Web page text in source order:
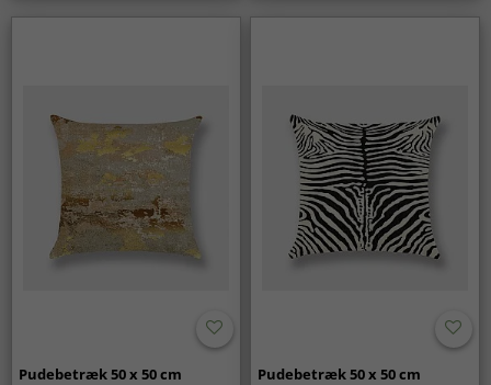
Pudebetræk 50 x 50 cm Pudebetræk 50 x 50 cm